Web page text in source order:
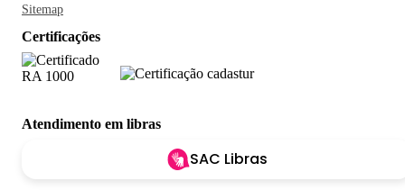
Sitemap
Certificações
Atendimento em libras
SAC Libras